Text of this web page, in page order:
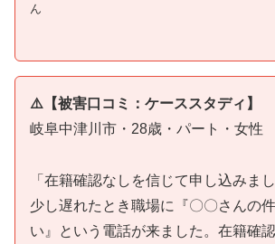
ん
⚠️【被害口コミ：ケーススタディ】
岐阜中津川市・28歳・パート・女性
「在籍確認なしを信じて申し込みま
少し遅れたとき職場に『〇〇さんの
い』という電話が来ました。在籍確